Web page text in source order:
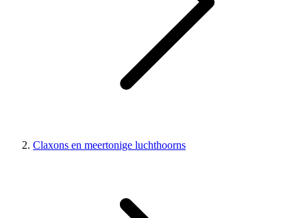
Claxons en meertonige luchthoorns